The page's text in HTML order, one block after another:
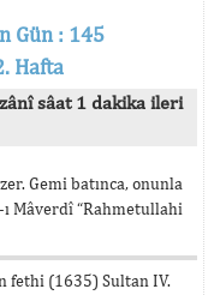
Gün : 145
Hafta
sâat 1 dakika ileri
Gemi batınca, onunla
Mâverdî “Rahmetullahi
fethi (1635) Sultan IV.